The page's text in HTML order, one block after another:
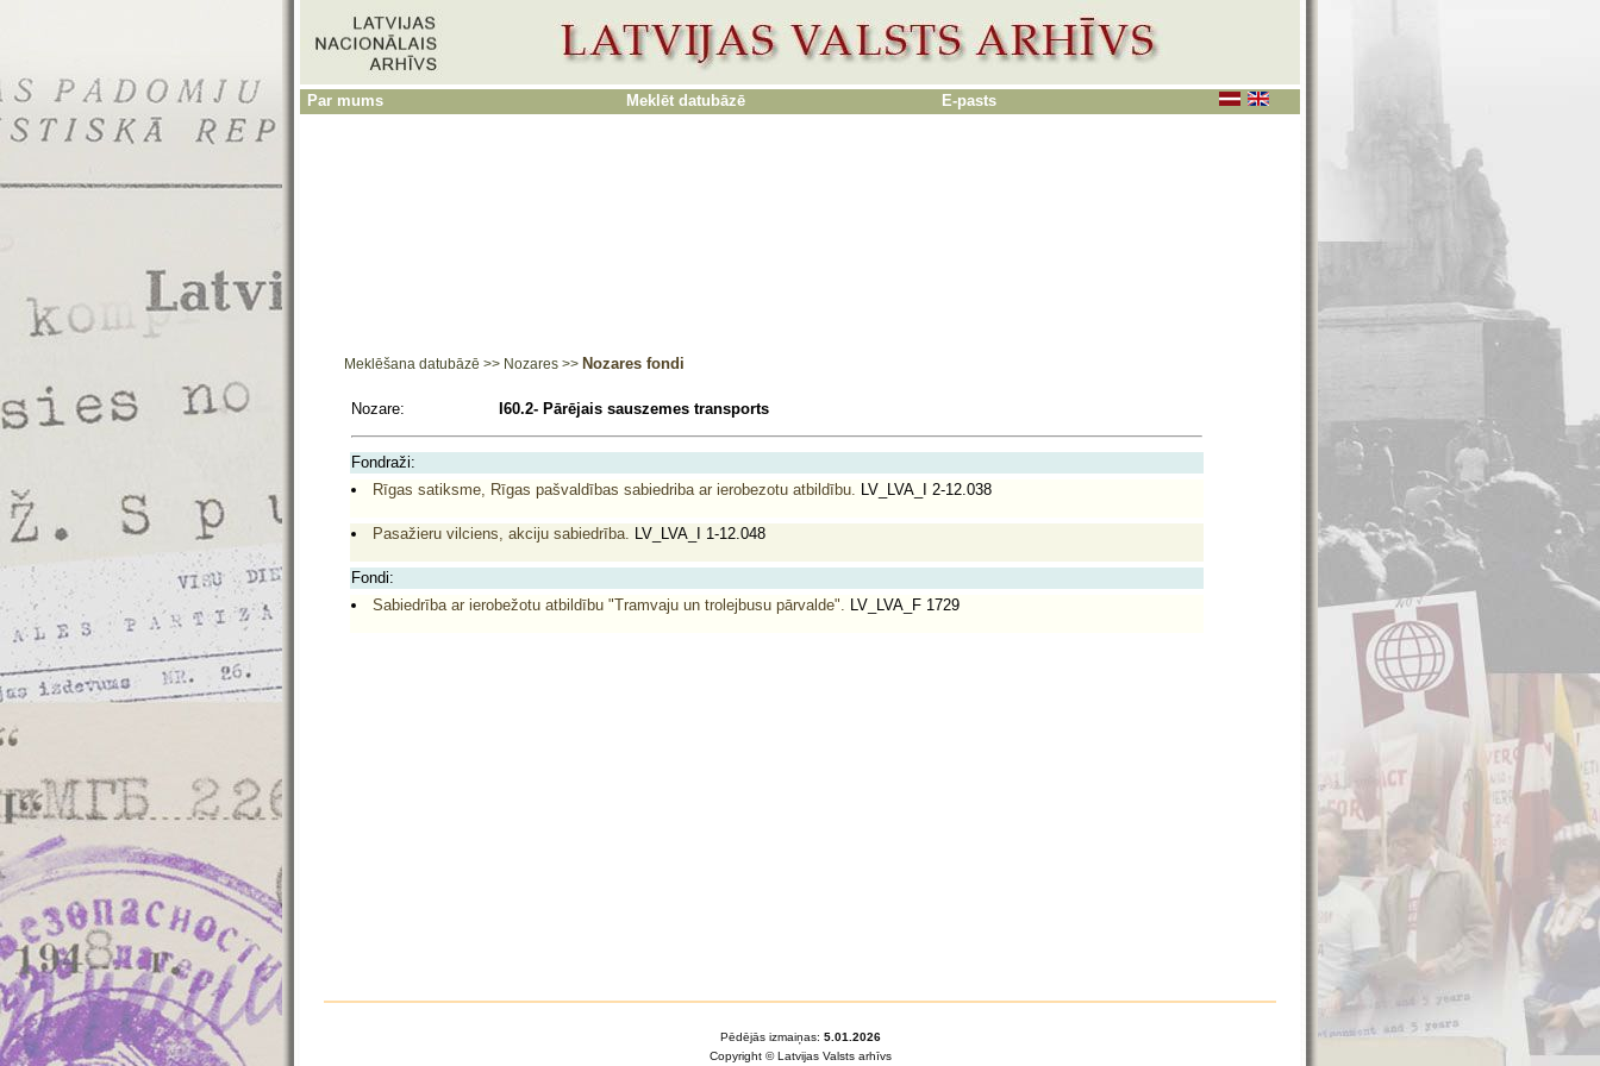
Par mums Meklēt datubāzē E-pasts
Meklēšana datubāzē >> Nozares >> Nozares fondi
Nozare: I60.2- Pārējais sauszemes transports
Fondraži:
Rīgas satiksme, Rīgas pašvaldības sabiedriba ar ierobezotu atbildību. LV_LVA_I 2-12.038
Pasažieru vilciens, akciju sabiedrība. LV_LVA_I 1-12.048
Fondi:
Sabiedrība ar ierobežotu atbildību "Tramvaju un trolejbusu pārvalde". LV_LVA_F 1729
Pēdējās izmaiņas: 5.01.2026
Copyright © Latvijas Valsts arhīvs